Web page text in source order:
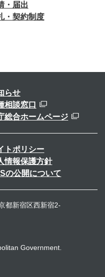
・届出
・契約制度
らせ
相談窓口
総合ホームページ
トポリシー
情報保護方針
の公開について
都新宿区西新宿2-
Government.